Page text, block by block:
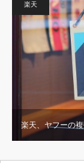
楽天
楽天、ヤフーの